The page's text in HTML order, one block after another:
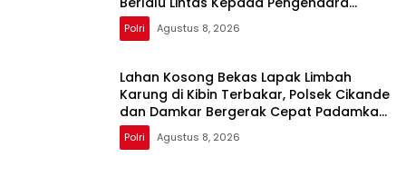
Motor
Polri Agustus 8, 2026
Lahan Kosong Bekas Lapak Limbah
Karung di Kibin Terbakar, Polsek Cikande
dan Damkar Bergerak Cepat Padamkan
Api
Polri Agustus 8, 2026